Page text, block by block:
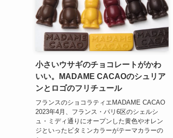
小さいウサギのチョコレートがかわ
いい。MADAME CACAOのシュリア
ンとロゴのフリチュール
フランスのショコラティエMADAME CACAO
2023年4月、フランス・パリ6区のシェルシ
ュ・ミディ通りにオープンした黄色やオレン
ジといったビタミンカラーがテーマカラーの